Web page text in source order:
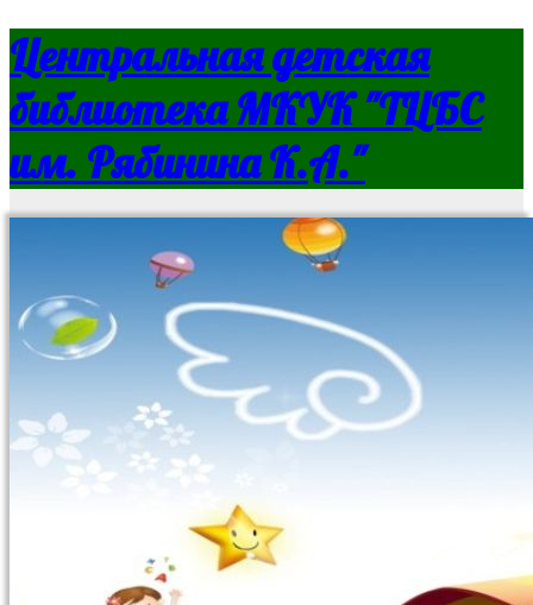
Центральная детская
библиотека МКУК "ТЦБС
им. Рябинина К.А."